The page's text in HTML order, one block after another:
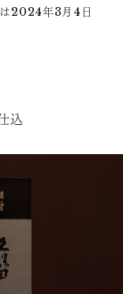
2024年3月4日
込